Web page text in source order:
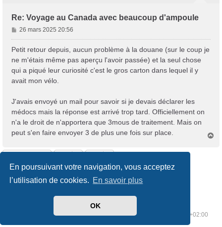
En poursuivant votre navigation, vous acceptez
l’utilisation de cookies. En savoir plus
OK
Re: Voyage au Canada avec beaucoup d'ampoule
M
e
s
g
e
26 mars 2025 20:56
Petit retour depuis, aucun problème à la douane (sur le coup je
ne m'étais même pas aperçu l'avoir passée) et la seul chose
qui a piqué leur curiosité c'est le gros carton dans lequel il y
avait mon vélo.
J'avais envoyé un mail pour savoir si je devais déclarer les
médocs mais la réponse est arrivé trop tard. Officiellement on
n'a le droit de n'apportera que 3mous de traitement. Mais on
peut s'en faire envoyer 3 de plus une fois sur place.
3 messages • Page1sur1
Supprimer les cookies Heures au format UTC+02:00